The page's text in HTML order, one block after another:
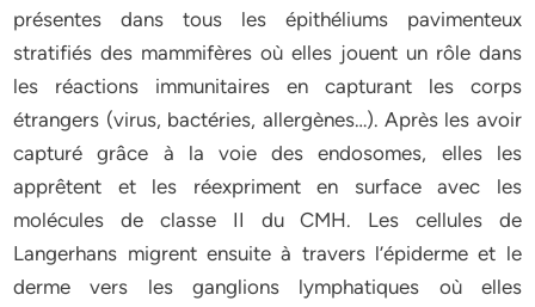
présentes dans tous les épithéliums pavimenteux
stratifiés des mammifères où elles jouent un rôle dans
les réactions immunitaires en capturant les corps
étrangers (virus, bactéries, allergènes…). Après les avoir
capturé grâce à la voie des endosomes, elles les
apprêtent et les réexpriment en surface avec les
molécules de classe II du CMH. Les cellules de
Langerhans migrent ensuite à travers l’épiderme et le
derme vers les ganglions lymphatiques où elles